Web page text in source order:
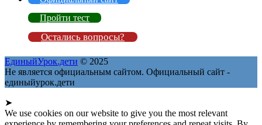
Пройти тест
Остались вопросы?
ЕдиныйУрок.дети © 2025
Не является официальным сайтом. Официальный сайт -
единыйурок.дети
➤
We use cookies on our website to give you the most relevant